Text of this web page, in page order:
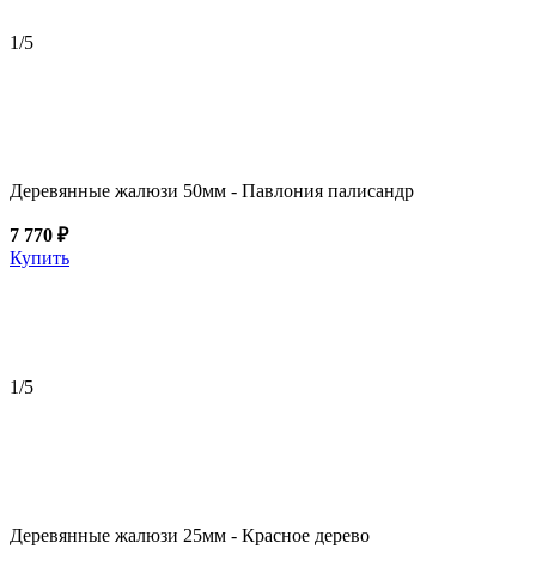
1/5
Деревянные жалюзи 50мм - Павлония палисандр
7 770 ₽
Купить
1/5
Деревянные жалюзи 25мм - Красное дерево